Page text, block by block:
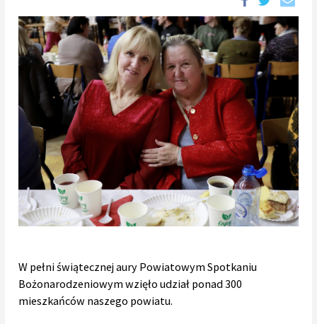
W pełni świątecznej aury Powiatowym Spotkaniu
Bożonarodzeniowym wzięło udział ponad 300
mieszkańców naszego powiatu.